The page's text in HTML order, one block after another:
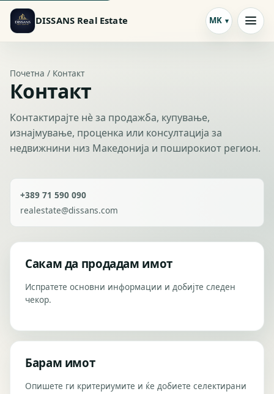
DISSANS Real Estate MK
Почетна / Контакт
Контакт
Контактирајте нѐ за продажба, купување,
изнајмување, проценка или консултација за
недвижнини низ Македонија и поширокиот регион.
+389 71 590 090
realestate@dissans.com
Сакам да продадам имот
Испратете основни информации и добијте следен
чекор.
Барам имот
Опишете ги критериумите и ќе добиете селектирани